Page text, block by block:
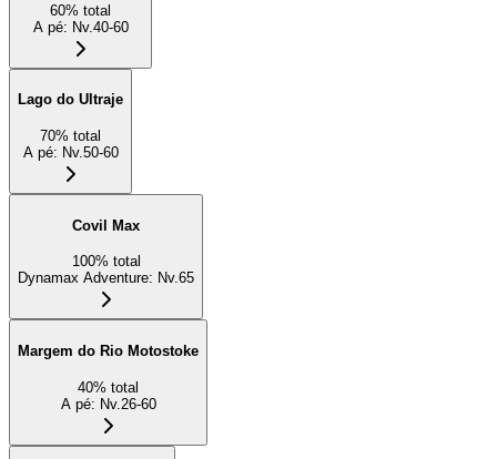
60% total
A pé: Nv.40-60
Lago do Ultraje
70% total
A pé: Nv.50-60
Covil Max
100% total
Dynamax Adventure: Nv.65
Margem do Rio Motostoke
40% total
A pé: Nv.26-60